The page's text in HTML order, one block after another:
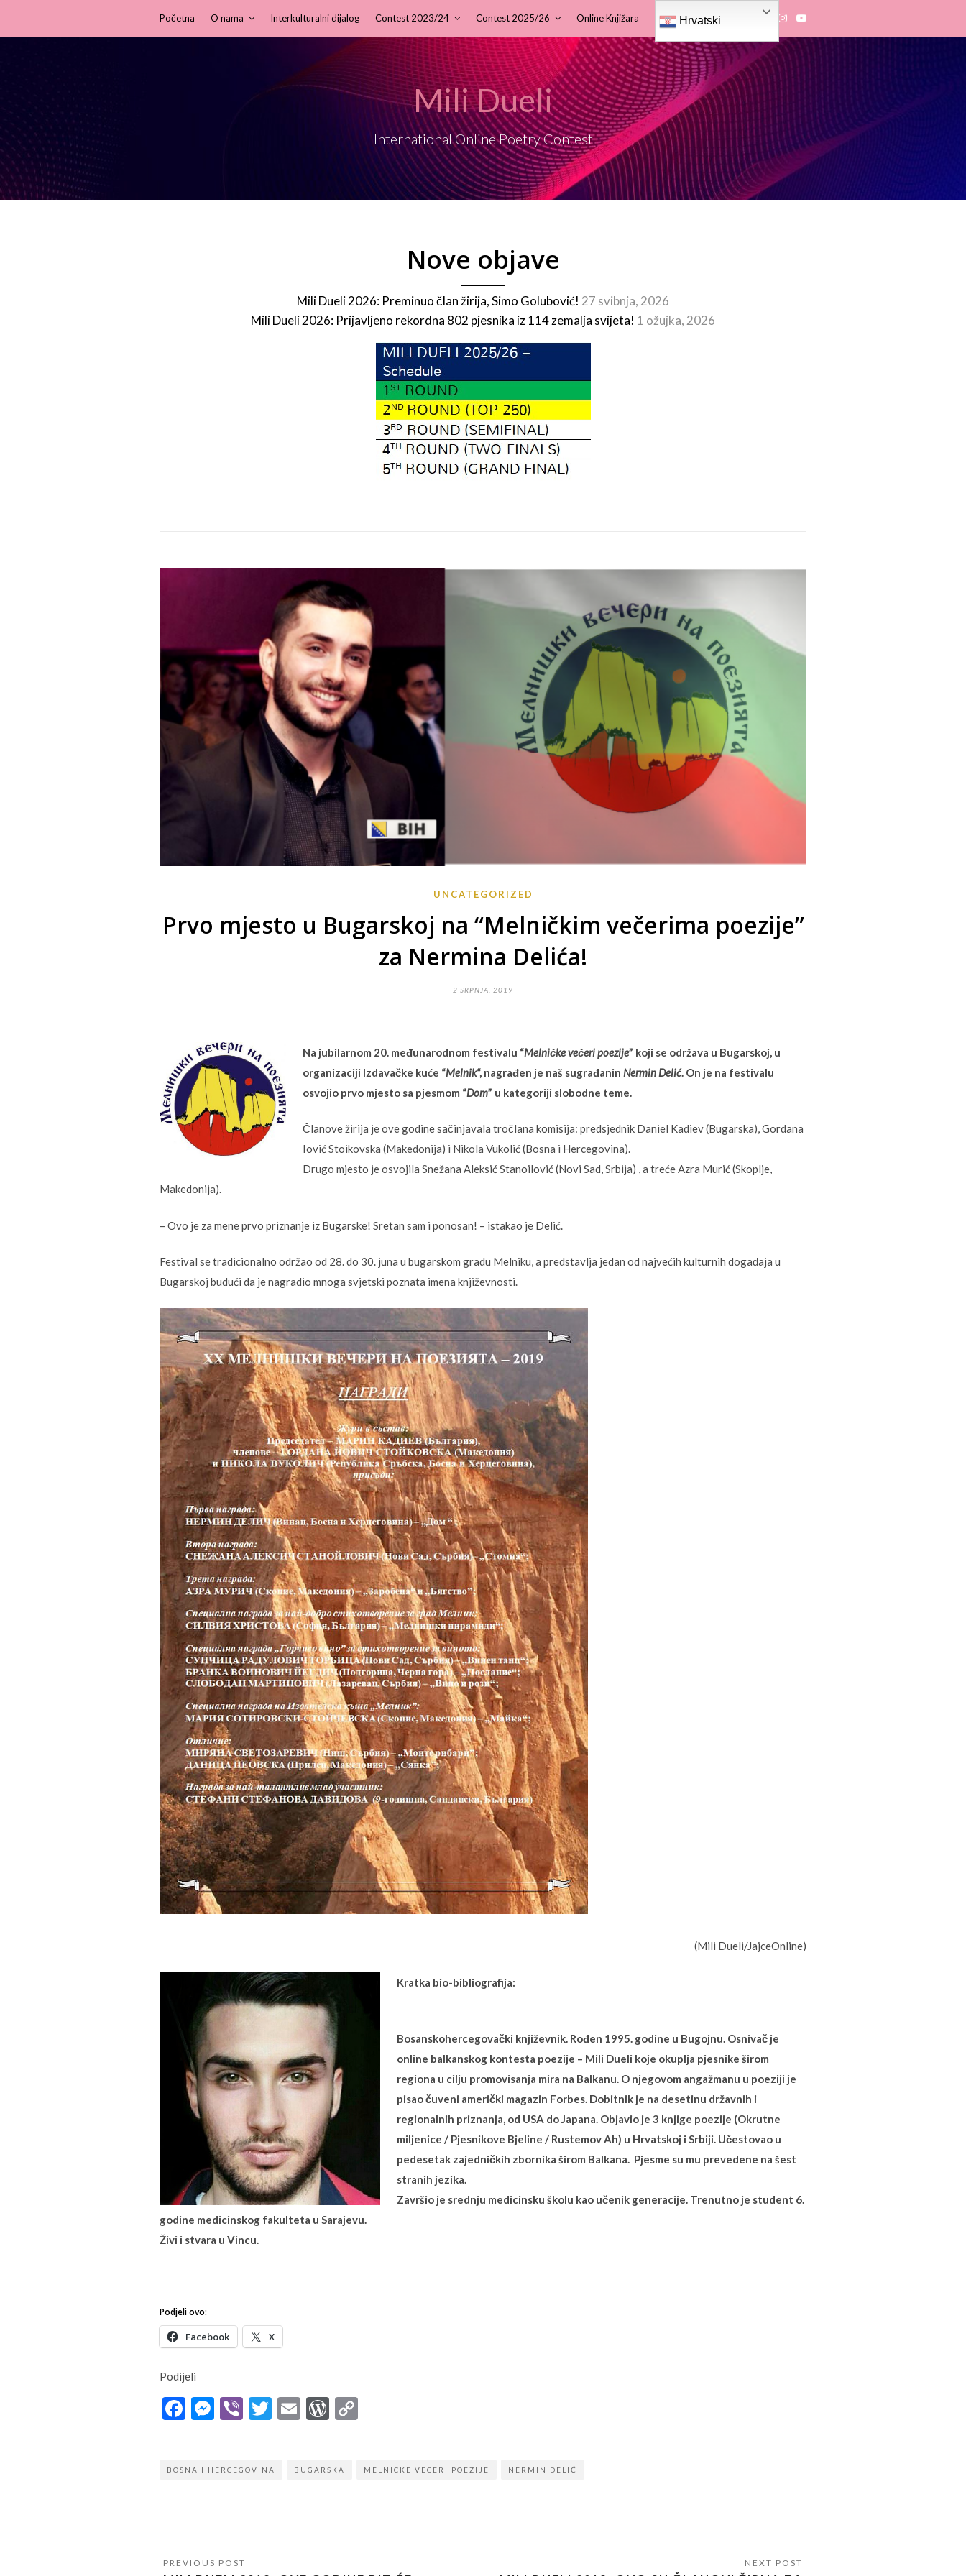
Početna O nama Interkulturalni dijalog Contest 2023/24 Contest 2025/26 Online Knjižara Hrvatski
Mili Dueli
International Online Poetry Contest
Nove objave
Mili Dueli 2026: Preminuo član žirija, Simo Golubović! 27 svibnja, 2026
Mili Dueli 2026: Prijavljeno rekordna 802 pjesnika iz 114 zemalja svijeta! 1 ožujka, 2026
UNCATEGORIZED
Prvo mjesto u Bugarskoj na “Melničkim večerima poezije”
za Nermina Delića!
2 SRPNJA, 2019
Na jubilarnom 20. međunarodnom festivalu “Melničke večeri poezije” koji se održava u Bugarskoj, u
organizaciji Izdavačke kuće “Melnik“, nagrađen je naš sugrađanin Nermin Delić. On je na festivalu
osvojio prvo mjesto sa pjesmom “Dom” u kategoriji slobodne teme.
Članove žirija je ove godine sačinjavala tročlana komisija: predsjednik Daniel Kadiev (Bugarska), Gordana
Iović Stoikovska (Makedonija) i Nikola Vukolić (Bosna i Hercegovina).
Drugo mjesto je osvojila Snežana Aleksić Stanoilović (Novi Sad, Srbija) , a treće Azra Murić (Skoplje,
Makedonija).
– Ovo je za mene prvo priznanje iz Bugarske! Sretan sam i ponosan! – istakao je Delić.
Festival se tradicionalno održao od 28. do 30. juna u bugarskom gradu Melniku, a predstavlja jedan od najvećih kulturnih događaja u
Bugarskoj budući da je nagradio mnoga svjetski poznata imena književnosti.
(Mili Dueli/JajceOnline)
Kratka bio-bibliografija:
Bosanskohercegovački književnik. Rođen 1995. godine u Bugojnu. Osnivač je
online balkanskog kontesta poezije – Mili Dueli koje okuplja pjesnike širom
regiona u cilju promovisanja mira na Balkanu. O njegovom angažmanu u poeziji je
pisao čuveni američki magazin Forbes. Dobitnik je na desetinu državnih i
regionalnih priznanja, od USA do Japana. Objavio je 3 knjige poezije (Okrutne
miljenice / Pjesnikove Bjeline / Rustemov Ah) u Hrvatskoj i Srbiji. Učestovao u
pedesetak zajedničkih zbornika širom Balkana. Pjesme su mu prevedene na šest
stranih jezika.
Završio je srednju medicinsku školu kao učenik generacije. Trenutno je student 6.
godine medicinskog fakulteta u Sarajevu.
Živi i stvara u Vincu.
Podjeli ovo:
Facebook X
Podijeli
Facebook
Messenger
ViberTwitter
EmailWordPress
BOSNA I HERCEGOVINA BUGARSKA MELNICKE VECERI POEZIJE NERMIN DELIĆ